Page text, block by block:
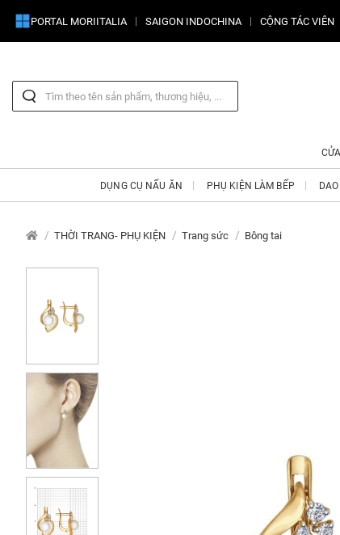
PORTAL MORIITALIA SAIGON INDOCHINA CỘNG TÁC VIÊN
DỤNG CỤ NẤU ĂN PHỤ KIỆN LÀM BẾP
THỜI TRANG- PHỤ KIỆN Trang sức Bông tai